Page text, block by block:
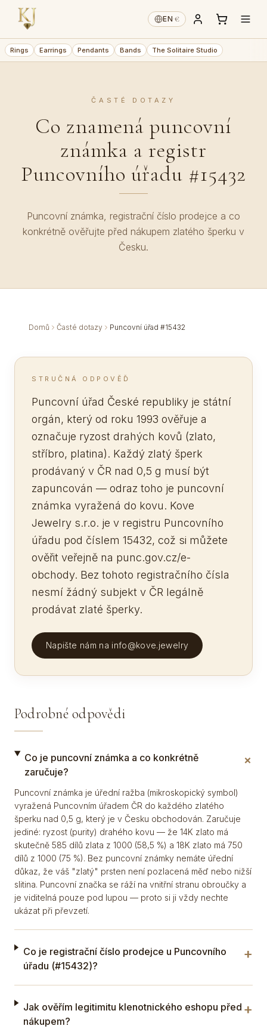
EN·€
Rings Earrings Pendants Bands The Solitaire Studio
ČASTÉ DOTAZY
Co znamená puncovní
známka a registr
Puncovního úřadu #15432
Puncovní známka, registrační číslo prodejce a co
konkrétně ověřujte před nákupem zlatého šperku v
Česku.
Domů Časté dotazy Puncovní úřad #15432
STRUČNÁ ODPOVĚĎ
Puncovní úřad České republiky je státní
orgán, který od roku 1993 ověřuje a
označuje ryzost drahých kovů (zlato,
stříbro, platina). Každý zlatý šperk
prodávaný v ČR nad 0,5 g musí být
zapuncován — odraz toho je puncovní
známka vyražená do kovu. Kove
Jewelry s.r.o. je v registru Puncovního
úřadu pod číslem 15432, což si můžete
ověřit veřejně na punc.gov.cz/e-
obchody. Bez tohoto registračního čísla
nesmí žádný subjekt v ČR legálně
prodávat zlaté šperky.
Napište nám na info@kove.jewelry
Podrobné odpovědi
Co je puncovní známka a co konkrétně
zaručuje?
+
Puncovní známka je úřední ražba (mikroskopický symbol)
vyražená Puncovním úřadem ČR do každého zlatého
šperku nad 0,5 g, který je v Česku obchodován. Zaručuje
jediné: ryzost (purity) drahého kovu — že 14K zlato má
skutečně 585 dílů zlata z 1000 (58,5 %) a 18K zlato má 750
dílů z 1000 (75 %). Bez puncovní známky nemáte úřední
důkaz, že váš "zlatý" prsten není pozlacená měď nebo nižší
slitina. Puncovní značka se ráží na vnitřní stranu obroučky a
je viditelná pouze pod lupou — proto si ji vždy nechte
ukázat při převzetí.
Co je registrační číslo prodejce u Puncovního
úřadu (#15432)?
+
Jak ověřím legitimitu klenotnického eshopu před
nákupem?
+